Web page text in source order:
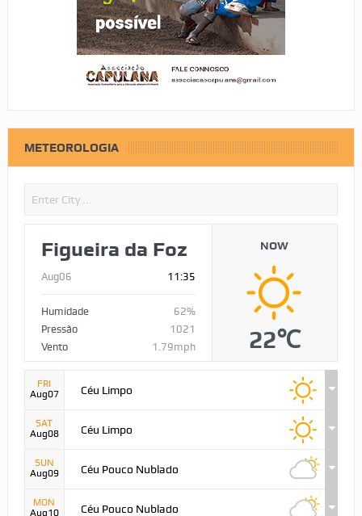
METEOROLOGIA
Figueira da Foz
Aug06 11:35
Humidade
62%
Pressão
1021
Vento
1.79mph
NOW
22℃
FRI
Aug07
Céu Limpo
SAT
Aug08
Céu Limpo
SUN
Aug09
Céu Pouco Nublado
MON
Aug10
Céu Pouco Nublado